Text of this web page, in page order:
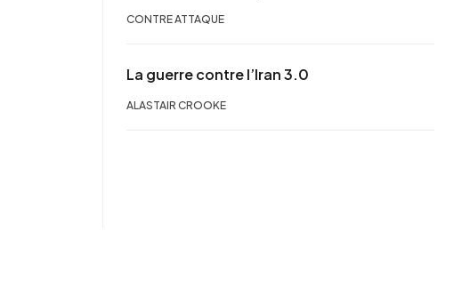
CONTRE ATTAQUE
La guerre contre l’Iran 3.0
ALASTAIR CROOKE